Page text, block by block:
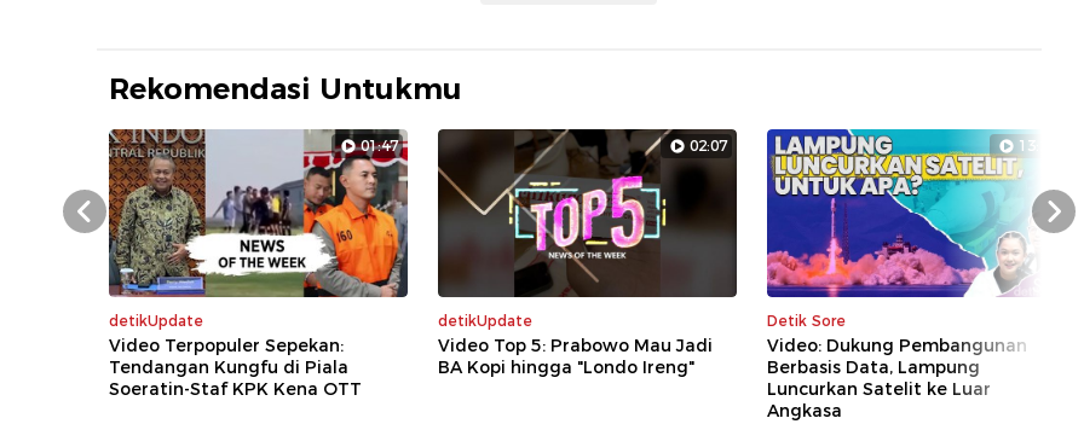
Rekomendasi Untukmu
01:47
detikUpdate
Video Terpopuler Sepekan:
Tendangan Kungfu di Piala
Soeratin-Staf KPK Kena OTT
02:07
detikUpdate
Video Top 5: Prabowo Mau Jadi
BA Kopi hingga "Londo Ireng"
13:28
Detik Sore
Video: Dukung Pembangunan
Berbasis Data, Lampung
Luncurkan Satelit ke Luar
Angkasa
Prev Next